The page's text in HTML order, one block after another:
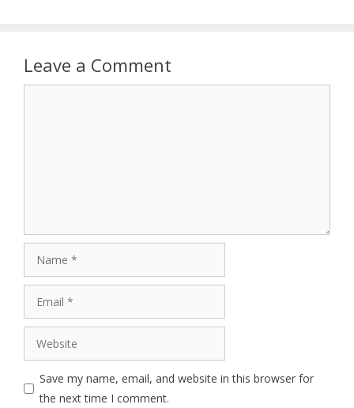
Leave a Comment
Website
Save my name, email, and website in this browser for
the next time I comment.